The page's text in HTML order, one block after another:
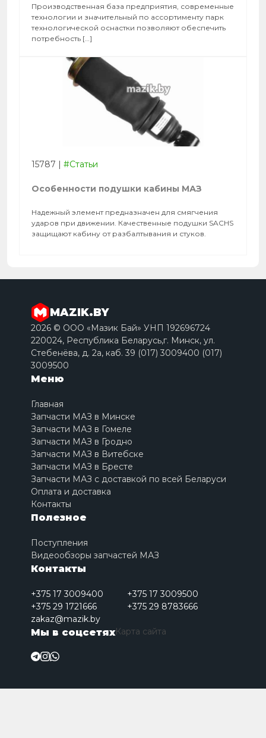
Производственная база предприятия, сов­ре­мен­ные
тех­но­логии и зна­читель­ный по ас­сорти­мен­ту парк
тех­но­логи­чес­кой оснастки позволяют обес­пе­чить
пот­ребность […]
15787 | #Статьи
Особенности подушки кабины МАЗ
Надежный элемент предназначен для смягчения
ударов при движении. Качественные подушки SACHS
защищают кабину от разбалтывания и стуков.
MAZIK.BY
2026 © ООО «Мазик Бай» УНП 192696724
220024, Республика Беларусь,г. Минск, ул.
Стебенёва, д. 2a, каб. 39 (017) 3009400 (017)
3009500
Меню
Главная
Запчасти МАЗ в Минске
Запчасти МАЗ в Гомеле
Запчасти МАЗ в Гродно
Запчасти МАЗ в Витебске
Запчасти МАЗ в Бресте
Запчасти МАЗ с доставкой по всей Беларуси
Оплата и доставка
Контакты
Полезное
Поступления
Видеообзоры запчастей МАЗ
Контакты
+375 17 3009400
+375 17 3009500
+375 29 1721666
+375 29 8783666
zakaz@mazik.by
Мы в соцсетяхКарта сайта